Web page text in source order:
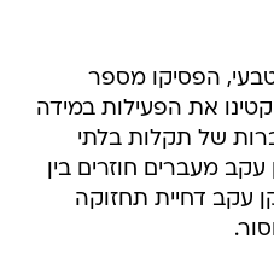
הפסיקו מספר
את הפעילות במידה
של תקלות בלתי
עקב מעברים חוזרים בין
עקב דחיית תחזוקה